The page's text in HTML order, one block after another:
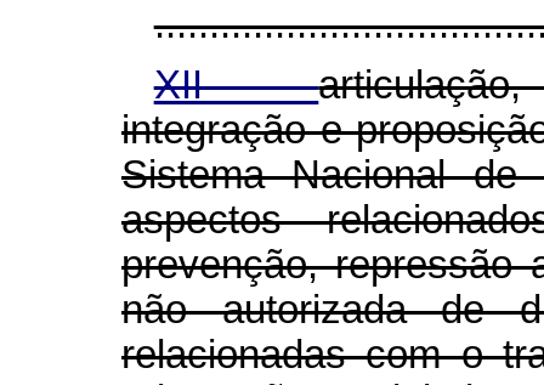
XII -
integração e
Sistema Nacional
aspectos
prevenção, repressão
não autorizada de
relacionadas com o